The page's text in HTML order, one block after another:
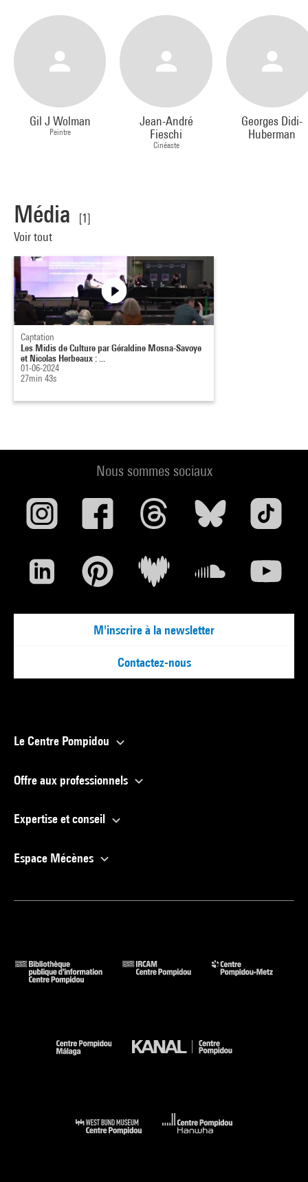
Gil J Wolman
Peintre
Jean-André
Fieschi
Cinéaste
Georges Didi-
Huberman
Média
[1]
Voir tout
Captation
Les Midis de Culture par Géraldine Mosna-Savoye
et Nicolas Herbeaux : ...
01-06-2024
27min 43s
Nous sommes sociaux
M'inscrire à la newsletter
Contactez-nous
Le Centre Pompidou
Offre aux professionnels
Expertise et conseil
Espace Mécènes